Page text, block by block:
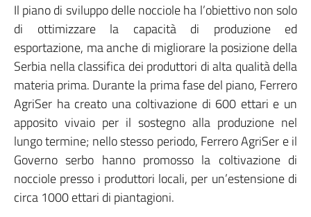
Il piano di sviluppo delle nocciole ha l’obiettivo non solo
di ottimizzare la capacità di produzione ed
esportazione, ma anche di migliorare la posizione della
Serbia nella classifica dei produttori di alta qualità della
materia prima. Durante la prima fase del piano, Ferrero
AgriSer ha creato una coltivazione di 600 ettari e un
apposito vivaio per il sostegno alla produzione nel
lungo termine; nello stesso periodo, Ferrero AgriSer e il
Governo serbo hanno promosso la coltivazione di
nocciole presso i produttori locali, per un’estensione di
circa 1000 ettari di piantagioni.